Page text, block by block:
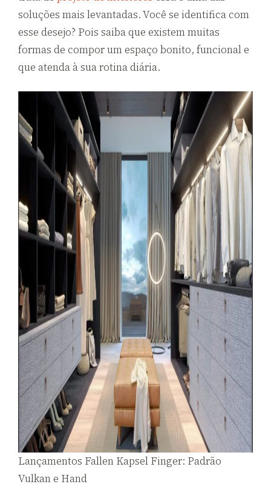
soluções mais levantadas. Você se identifica com
esse desejo? Pois saiba que existem muitas
formas de compor um espaço bonito, funcional e
que atenda à sua rotina diária.
Lançamentos Fallen Kapsel Finger: Padrão
Vulkan e Hand